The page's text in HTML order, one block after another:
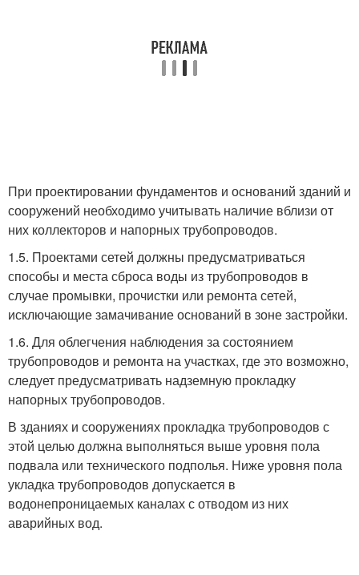
При проектировании фундаментов и оснований зданий и
сооружений необходимо учитывать наличие вблизи от
них коллекторов и напорных трубопроводов.
1.5. Проектами сетей должны предусматриваться
способы и места сброса воды из трубопроводов в
случае промывки, прочистки или ремонта сетей,
исключающие замачивание оснований в зоне застройки.
1.6. Для облегчения наблюдения за состоянием
трубопроводов и ремонта на участках, где это возможно,
следует предусматривать надземную прокладку
напорных трубопроводов.
В зданиях и сооружениях прокладка трубопроводов с
этой целью должна выполняться выше уровня пола
подвала или технического подполья. Ниже уровня пола
укладка трубопроводов допускается в
водонепроницаемых каналах с отводом из них
аварийных вод.